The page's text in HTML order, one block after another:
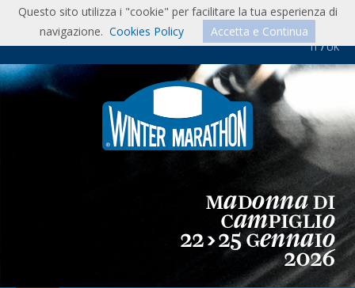
01/03/2026: AutoCapital 45° anno n° 3, marzo 2026 pag. 106-107
26/02/2026:Historic Motor Racing News, marzo 2026 pag. 16
14/02/2026: Youngclassic anno 4 n° 30, febbraio/marzo 2026 pag. 12-
BRE n° 107, febbraio 2026 pag. 76-80
autodigestetclassic.wordpress.com
IT/UK
Questo sito utilizza i "cookie" per facilitare la tua esperienza di
navigazione. Cookies Policy Accetta e Continua